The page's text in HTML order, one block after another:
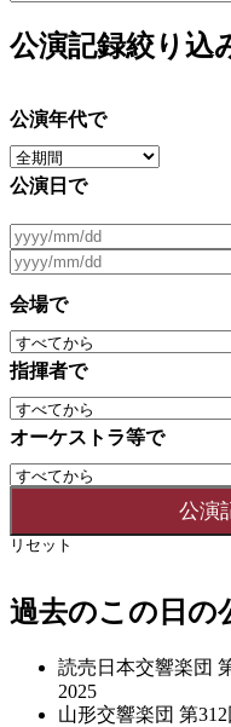
公演記録絞り込
公演年代で
公演日で
会場で
指揮者で
オーケストラ等で
リセット
過去のこの日の
読売日本交響楽団
2025
山形交響楽団 第